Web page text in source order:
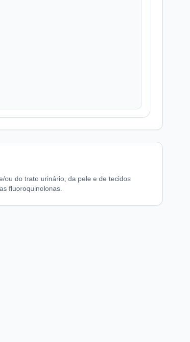
ou do trato urinário, da pele e de tecidos
fluoroquinolonas.